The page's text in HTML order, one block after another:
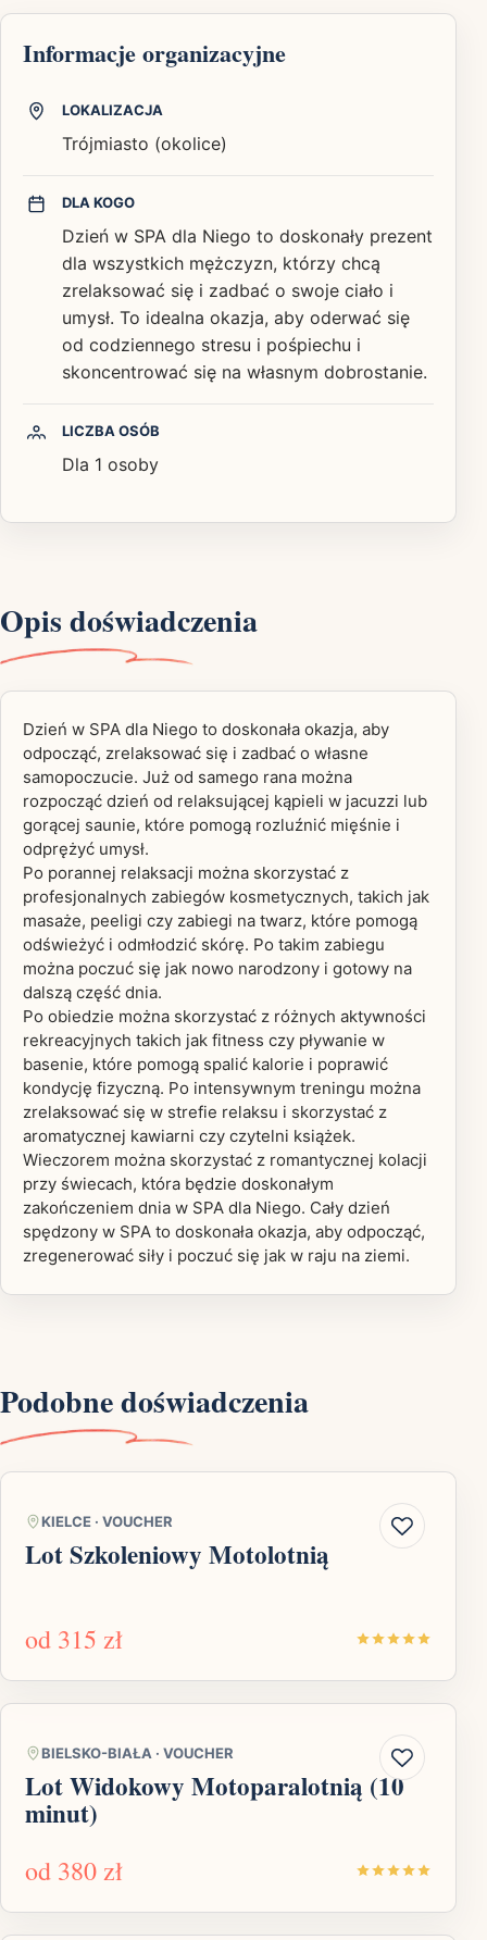
Informacje organizacyjne
LOKALIZACJA
Trójmiasto (okolice)
DLA KOGO
Dzień w SPA dla Niego to doskonały prezent
dla wszystkich mężczyzn, którzy chcą
zrelaksować się i zadbać o swoje ciało i
umysł. To idealna okazja, aby oderwać się
od codziennego stresu i pośpiechu i
skoncentrować się na własnym dobrostanie.
LICZBA OSÓB
Dla 1 osoby
Opis doświadczenia
Dzień w SPA dla Niego to doskonała okazja, aby
odpocząć, zrelaksować się i zadbać o własne
samopoczucie. Już od samego rana można
rozpocząć dzień od relaksującej kąpieli w jacuzzi lub
gorącej saunie, które pomogą rozluźnić mięśnie i
odprężyć umysł.
Po porannej relaksacji można skorzystać z
profesjonalnych zabiegów kosmetycznych, takich jak
masaże, peeligi czy zabiegi na twarz, które pomogą
odświeżyć i odmłodzić skórę. Po takim zabiegu
można poczuć się jak nowo narodzony i gotowy na
dalszą część dnia.
Po obiedzie można skorzystać z różnych aktywności
rekreacyjnych takich jak fitness czy pływanie w
basenie, które pomogą spalić kalorie i poprawić
kondycję fizyczną. Po intensywnym treningu można
zrelaksować się w strefie relaksu i skorzystać z
aromatycznej kawiarni czy czytelni książek.
Wieczorem można skorzystać z romantycznej kolacji
przy świecach, która będzie doskonałym
zakończeniem dnia w SPA dla Niego. Cały dzień
spędzony w SPA to doskonała okazja, aby odpocząć,
zregenerować siły i poczuć się jak w raju na ziemi.
Podobne doświadczenia
KIELCE · VOUCHER
Lot Szkoleniowy Motolotnią
od 315 zł
BIELSKO-BIAŁA · VOUCHER
Lot Widokowy Motoparalotnią (10
minut)
od 380 zł